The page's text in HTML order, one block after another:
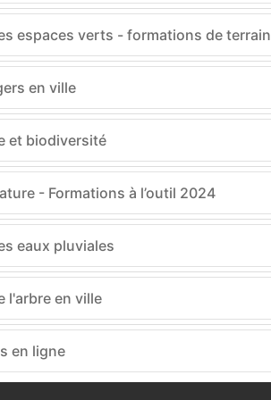
espaces verts - formations de terrain
en ville
et biodiversité
- Formations à l’outil 2024
eaux pluviales
l'arbre en ville
en ligne